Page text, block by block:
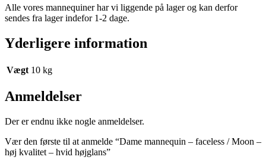
Alle vores mannequiner har vi liggende på lager og kan derfor
sendes fra lager indefor 1-2 dage.
Yderligere information
Vægt 10 kg
Anmeldelser
Der er endnu ikke nogle anmeldelser.
Vær den første til at anmelde “Dame mannequin – faceless / Moon –
høj kvalitet – hvid højglans”